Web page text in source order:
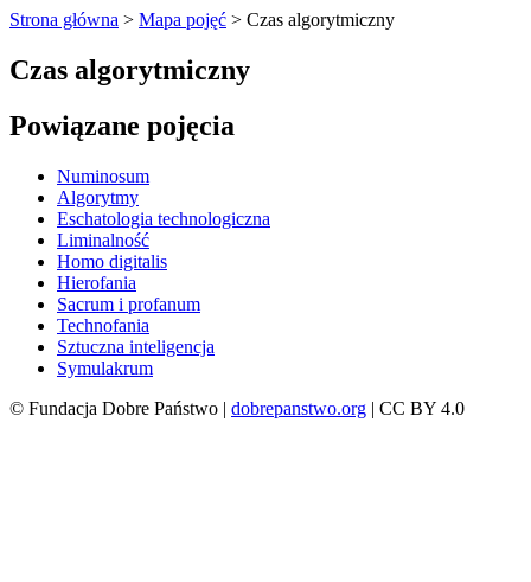
Strona główna > Mapa pojęć > Czas algorytmiczny
Czas algorytmiczny
Powiązane pojęcia
Numinosum
Algorytmy
Eschatologia technologiczna
Liminalność
Homo digitalis
Hierofania
Sacrum i profanum
Technofania
Sztuczna inteligencja
Symulakrum
© Fundacja Dobre Państwo | dobrepanstwo.org | CC BY 4.0